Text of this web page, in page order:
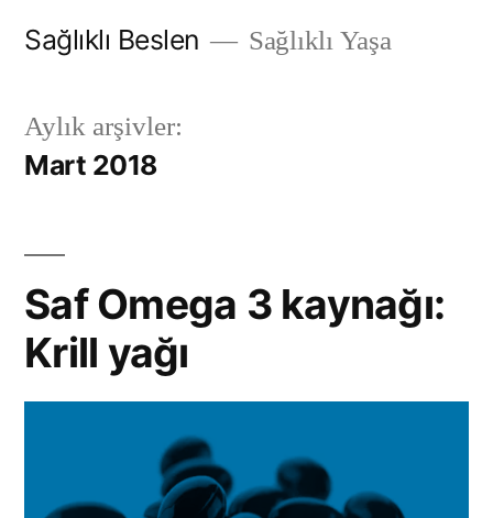
Sağlıklı Beslen Sağlıklı Yaşa
Aylık arşivler:
Mart 2018
Saf Omega 3 kaynağı:
Krill yağı